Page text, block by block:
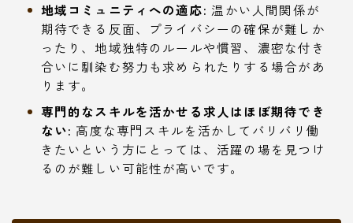
地域コミュニティへの適応: 温かい人間関係が
期待できる反面、プライバシーの確保が難しか
ったり、地域独特のルールや慣習、濃密な付き
合いに馴染む努力も求められたりする場合があ
ります。
専門的なスキルを活かせる求人はほぼ期待でき
ない: 高度な専門スキルを活かしてバリバリ働
きたいという方にとっては、活躍の場を見つけ
るのが難しい可能性が高いです。